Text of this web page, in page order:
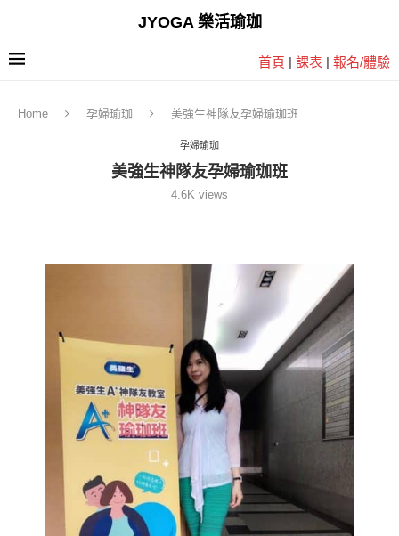
JYOGA 樂活瑜珈
首頁 | 課表 | 報名/體驗
Home 孕婦瑜珈 美強生神隊友孕婦瑜珈班
孕婦瑜珈
美強生神隊友孕婦瑜珈班
4.6K views